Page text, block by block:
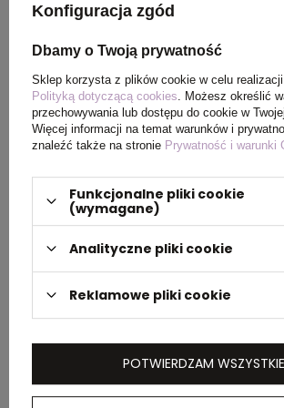
PAKOWANIE
kartonu
zewnętrznego
26 cm
zewnętrznego
13 kg,17 kg
Konfiguracja zgód
Dbamy o Twoją prywatność
Sklep korzysta z plików cookie w celu realizacji
Polityką dotyczącą cookies . Możesz określić
przechowywania lub dostępu do cookie w
Więcej informacji na temat warunków i
znaleźć także na stronie Prywatność i warunki
Funkcjonalne pliki cookie
(wymagane)
Analityczne pliki cookie
Reklamowe pliki cookie
POTWIERDZAM WSZYSTKIE